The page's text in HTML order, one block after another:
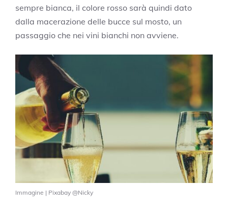
sempre bianca, il colore rosso sarà quindi dato
dalla macerazione delle bucce sul mosto, un
passaggio che nei vini bianchi non avviene.
Immagine | Pixabay @Nicky